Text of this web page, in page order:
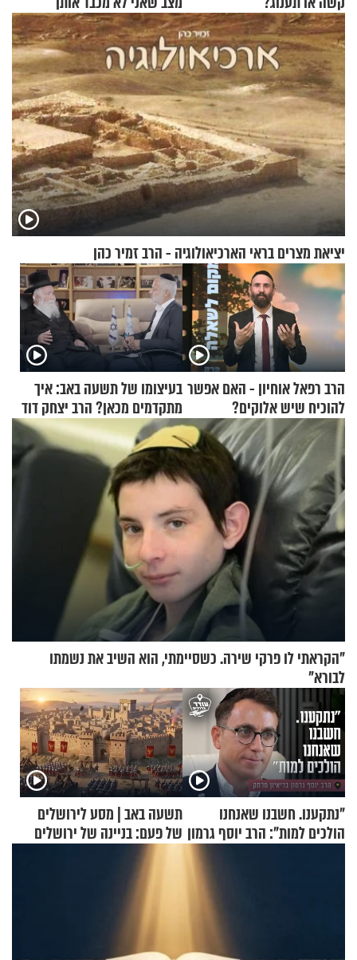
בבוקר בהנחת תפילין"
יציאת מצרים בראי הארכיאולוגיה - הרב זמיר כהן
הרב רפאל אוחיון - האם אפשר
להוכיח שיש אלוקים?
בעיצומו של תשעה באב: איך
מתקדמים מכאן? הרב יצחק דוד
גרוסמן בשיחה מיוחדת
"הקראתי לו פרקי שירה. כשסיימתי, הוא השיב את נשמתו
לבורא"
"נתקענו. חשבנו שאנחנו
הולכים למות": הרב יוסף גרמון
תשעה באב | מסע לירושלים
של פעם: בניינה של ירושלים